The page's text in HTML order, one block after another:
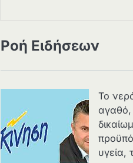
Ροή Ειδήσεων
Το
αγαθό,
υγεία,